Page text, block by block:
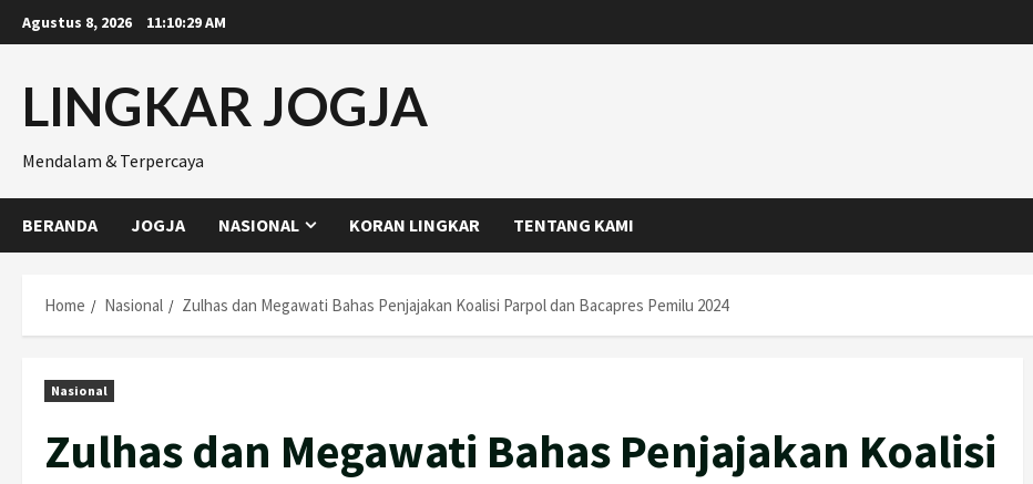
Skip
to
Agustus 8, 2026 11:10:30 AM
LINGKAR JOGJA
Mendalam & Terpercaya
BERANDA JOGJA NASIONAL KORAN LINGKAR TENTANG KAMI
Home Nasional Zulhas dan Megawati Bahas Penjajakan Koalisi Parpol dan Bacapres Pemilu 2024
Nasional
Zulhas dan Megawati Bahas Penjajakan Koalisi